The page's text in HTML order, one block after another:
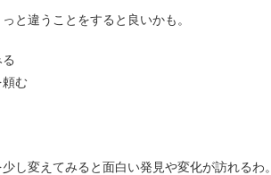
と違うことをすると良いかも。
頼む
し変えてみると面白い発見や変化が訪れるわ。